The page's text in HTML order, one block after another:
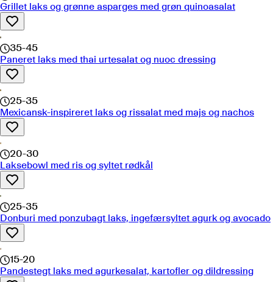
Grillet laks og grønne asparges med grøn quinoasalat
35-45
Paneret laks med thai urtesalat og nuoc dressing
25-35
Mexicansk-inspireret laks og rissalat med majs og nachos
20-30
Laksebowl med ris og syltet rødkål
25-35
Donburi med ponzubagt laks, ingefærsyltet agurk og avocado
15-20
Pandestegt laks med agurkesalat, kartofler og dildressing